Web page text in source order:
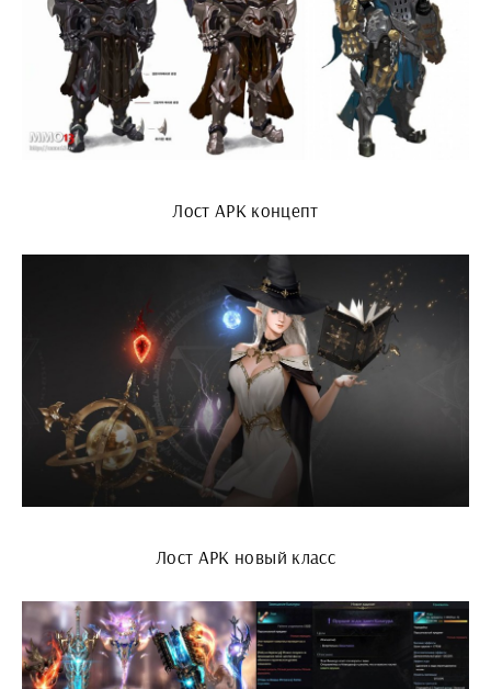
Лост АРК концепт
Лост АРК новый класс